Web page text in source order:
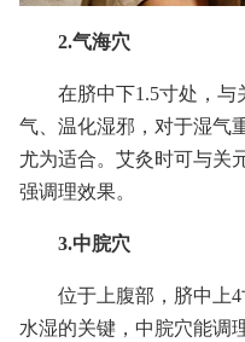
2.气海穴
在脐中下1.5寸处，
气、温化湿邪，对于湿气
尤为适合。艾灸时可与关
强调理效果。
3.中脘穴
位于上腹部，脐中上
水湿的关键，中脘穴能调